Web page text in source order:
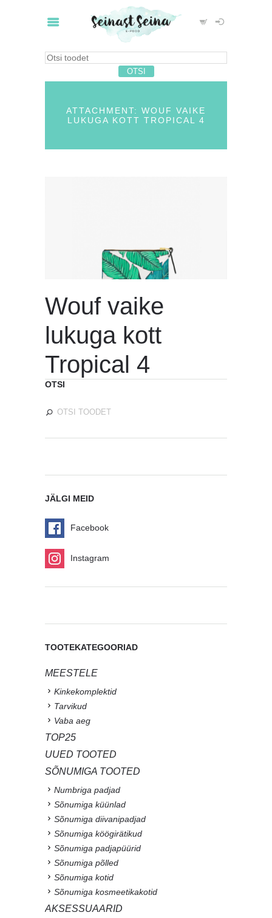
ATTACHMENT: WOUF VAIKE
LUKUGA KOTT TROPICAL 4
Wouf vaike
lukuga kott
Tropical 4
OTSI
JÄLGI MEID
Facebook
Instagram
TOOTEKATEGOORIAD
MEESTELE
Kinkekomplektid
Tarvikud
Vaba aeg
TOP25
UUED TOOTED
SÕNUMIGA TOOTED
Numbriga padjad
Sõnumiga küünlad
Sõnumiga diivanipadjad
Sõnumiga köögirätikud
Sõnumiga padjapüürid
Sõnumiga põlled
Sõnumiga kotid
Sõnumiga kosmeetikakotid
AKSESSUAARID